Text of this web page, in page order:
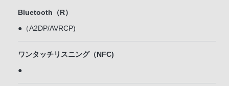
Bluetooth（R）
●（A2DP/AVRCP)
ワンタッチリスニング（NFC)
●